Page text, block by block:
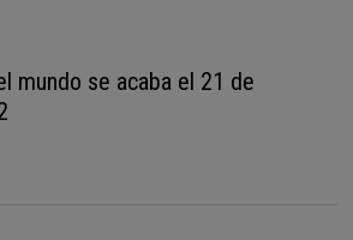
mundo se acaba el 21 de